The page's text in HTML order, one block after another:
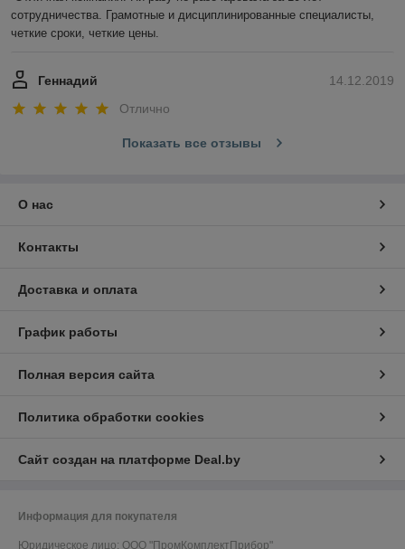
сотрудничества. Грамотные и дисциплинированные специалисты,
четкие сроки, четкие цены.
14.12.2019
Геннадий
Отлично
Показать все отзывы
О нас
Контакты
Доставка и оплата
График работы
Полная версия сайта
Политика обработки cookies
Сайт создан на платформе Deal.by
Информация для покупателя
Юридическое лицо: ООО "ПромКомплектПрибор"